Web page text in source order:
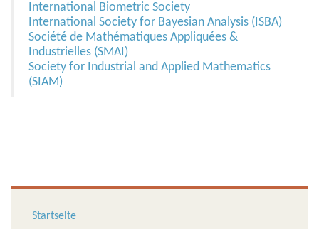
International Biometric Society
International Society for Bayesian Analysis (ISBA)
Société de Mathématiques Appliquées &
Industrielles (SMAI)
Society for Industrial and Applied Mathematics
(SIAM)
Startseite